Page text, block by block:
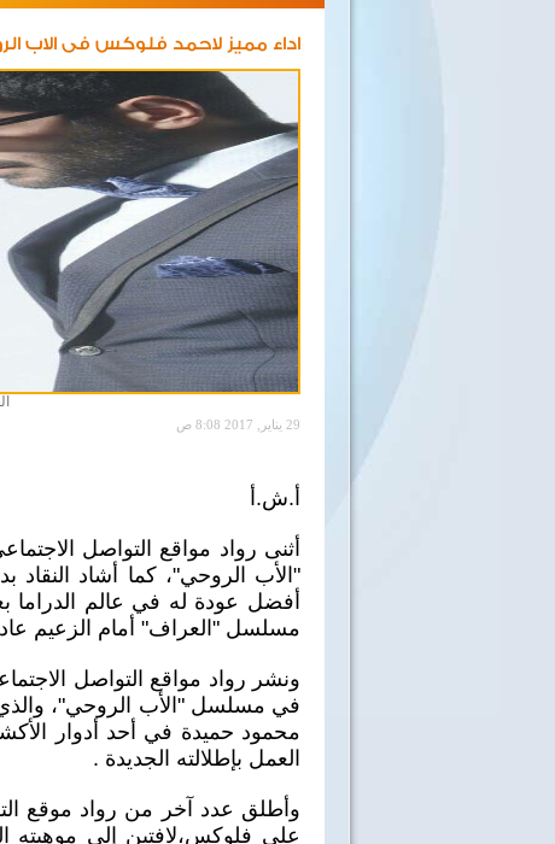
اداء مميز لاحمد فلوكس فى الاب
29 يناير, 2017 8:08 ص
أ.ش.أ
أثنى رواد مواقع التواصل
"الأب الروحي"، كما أشاد
مسلسل "العراف" أمام الزعيم
ونشر رواد مواقع التواصل
في مسلسل "الأب الروحي"،
محمود حميدة في أحد أدوار
العمل بإطلالته الجديدة .
وأطلق عدد آخر من رواد موقع
على فلوكس،لافتين إلي موهبته